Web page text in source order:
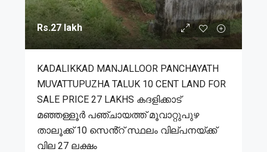
Rs.27 lakh
KADALIKKAD MANJALLOOR PANCHAYATH
MUVATTUPUZHA TALUK 10 CENT LAND FOR
SALE PRICE 27 LAKHS കദളിക്കാട്
മഞ്ഞള്ളൂർ പഞ്ചായത്ത് മൂവാറ്റുപുഴ
താലൂക്ക് 10 സെൻ്റ് സ്ഥലം വില്പനയ്ക്ക്
വില 27 ലക്ഷം